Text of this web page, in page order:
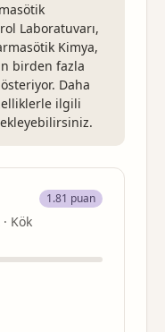
Laboratuvarı,
Kimya,
birden fazla
Daha
ilgili
Kök
1.81 puan